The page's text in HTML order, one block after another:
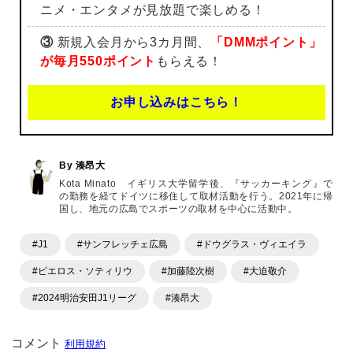
ニメ・エンタメが見放題で楽しめる！
③新規入会月から3カ月間、
「DMMポイント」
が毎月550ポイント もらえる！
お申し込みはこちら！
By 湊昂大
Kota Minato イギリス大学留学後、『サッカーキング』で
の勤務を経てドイツに移住して取材活動を行う。2021年に帰
国し、地元の広島でスポーツの取材を中心に活動中。
#J1 #サンフレッチェ広島 #ドウグラス・ヴィエイラ
#ピエロス・ソティリウ #加藤陸次樹 #大迫敬介
#2024明治安田J1リーグ #湊昂大